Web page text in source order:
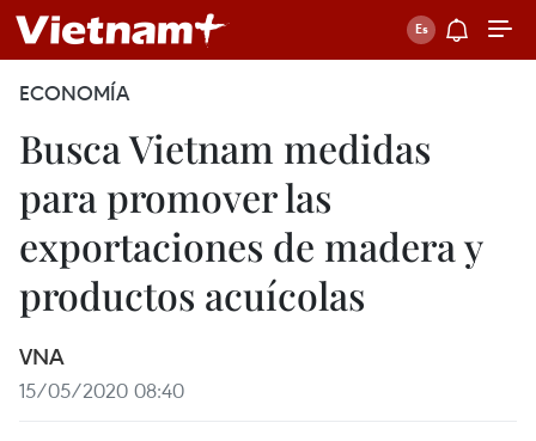
ECONOMÍA
Busca Vietnam medidas
para promover las
exportaciones de madera y
productos acuícolas
VNA
15/05/2020 08:40